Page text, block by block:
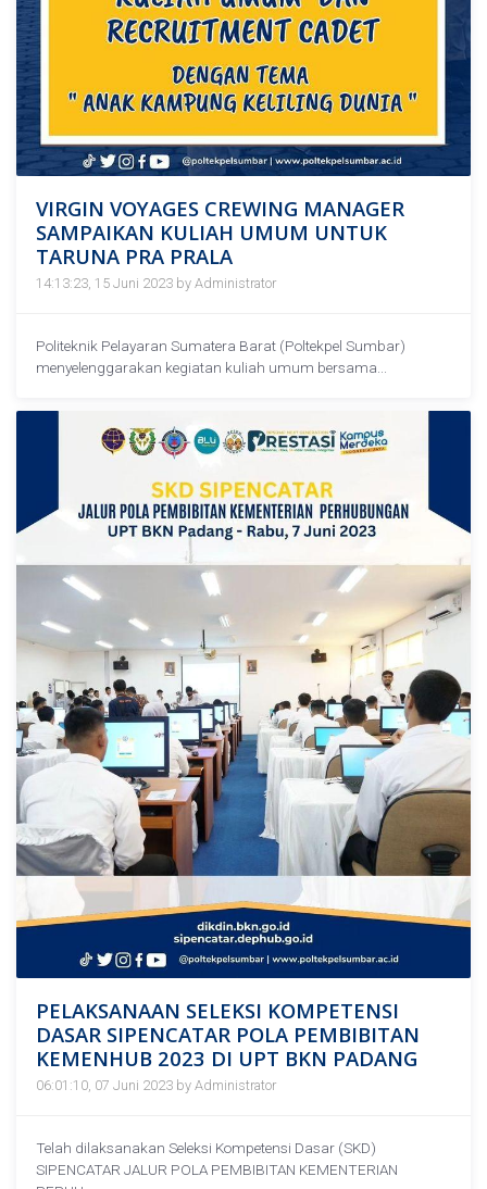
VIRGIN VOYAGES CREWING MANAGER
SAMPAIKAN KULIAH UMUM UNTUK
TARUNA PRA PRALA
14:13:23, 15 Juni 2023 by Administrator
Politeknik Pelayaran Sumatera Barat (Poltekpel Sumbar)
menyelenggarakan kegiatan kuliah umum bersama...
PELAKSANAAN SELEKSI KOMPETENSI
DASAR SIPENCATAR POLA PEMBIBITAN
KEMENHUB 2023 DI UPT BKN PADANG
06:01:10, 07 Juni 2023 by Administrator
Telah dilaksanakan Seleksi Kompetensi Dasar (SKD)
SIPENCATAR JALUR POLA PEMBIBITAN KEMENTERIAN